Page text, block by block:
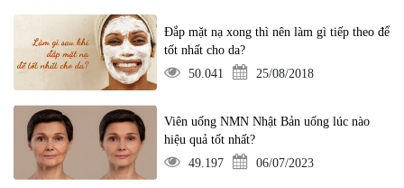
Đắp mặt nạ xong thì nên làm gì tiếp theo để
tốt nhất cho da?
50.041
25/08/2018
Viên uống NMN Nhật Bản uống lúc nào
hiệu quả tốt nhất?
49.197
06/07/2023